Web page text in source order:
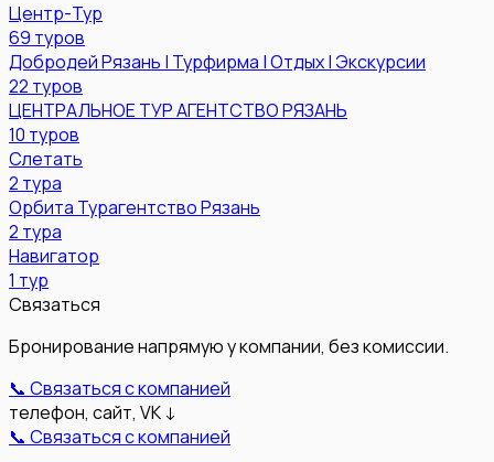
Центр-Тур
69 туров
Добродей Рязань | Турфирма | Отдых | Экскурсии
22 туров
ЦЕНТРАЛЬНОЕ ТУР АГЕНТСТВО РЯЗАНЬ
10 туров
Слетать
2 тура
Орбита Турагентство Рязань
2 тура
Навигатор
1 тур
Связаться
Бронирование напрямую у компании, без комиссии.
📞 Связаться с компанией
телефон, сайт, VK ↓
📞 Связаться с компанией